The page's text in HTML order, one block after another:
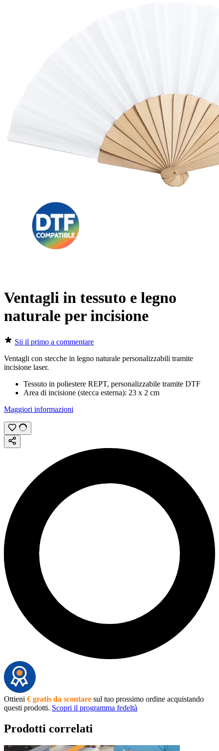
Ventagli in tessuto e legno
naturale per incisione
Sii il primo a commentare
Ventagli con stecche in legno naturale personalizzabili tramite
incisione laser.
Tessuto in poliestere REPT, personalizzabile tramite DTF
Area di incisione (stecca esterna): 23 x 2 cm
Maggiori informazioni
Ottieni € gratis da scontare sul tuo prossimo ordine acquistando
questi prodotti. Scopri il programma fedeltà
Prodotti correlati